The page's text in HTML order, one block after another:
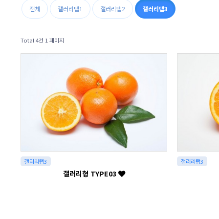
전체 갤러리탭1 갤러리탭2 갤러리탭3
Total 4건 1 페이지
갤러리탭3
갤러리형 TYPE03
갤러리탭3